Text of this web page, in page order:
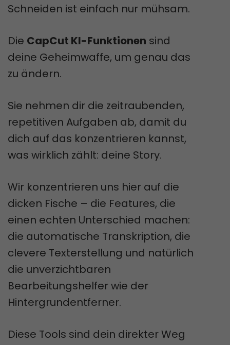
Schneiden ist einfach nur mühsam.
Die CapCut KI-Funktionen sind
deine Geheimwaffe, um genau das
zu ändern.
Sie nehmen dir die zeitraubenden,
repetitiven Aufgaben ab, damit du
dich auf das konzentrieren kannst,
was wirklich zählt: deine Story.
Wir konzentrieren uns hier auf die
dicken Fische – die Features, die
einen echten Unterschied machen:
die automatische Transkription, die
clevere Texterstellung und natürlich
die unverzichtbaren
Bearbeitungshelfer wie der
Hintergrundentferner.
Diese Tools sind dein direkter Weg